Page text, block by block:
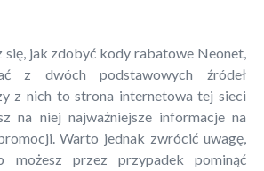
się, jak zdobyć kody rabatowe Neonet,
z dwóch podstawowych źródeł
z nich to strona internetowa tej sieci
na niej najważniejsze informacje na
Warto jednak zwrócić uwagę,
przez przypadek pominąć